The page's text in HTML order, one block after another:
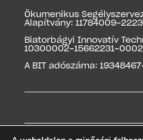
Ökumenikus
Alapítvány: 11784009-
Biatorbágyi Innovatív
10300002-15662231-
A BIT adószáma: